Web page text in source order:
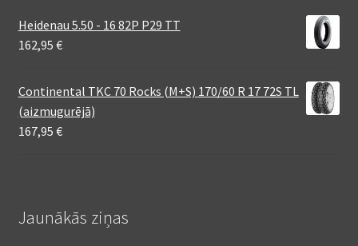
Heidenau 5.50 - 16 82P P29 TT
162,95 €
Continental TKC 70 Rocks (M+S) 170/60 R 17 72S TL
(aizmugurējā)
167,95 €
Jaunākās ziņas